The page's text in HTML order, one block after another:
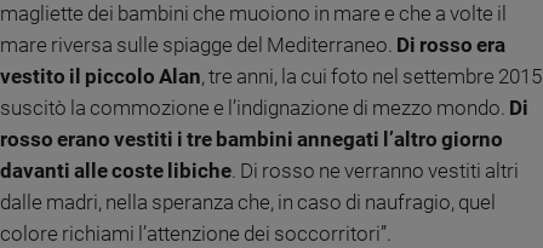
Sanremo
2026
Cinema,
Tv
e
streaming
Libri
Musica
magliette dei bambini che muoiono in mare e che a volte il
mare riversa sulle spiagge del Mediterraneo. Di rosso era
vestito il piccolo Alan, tre anni, la cui foto nel settembre 2015
suscitò la commozione e l’indignazione di mezzo mondo. Di
rosso erano vestiti i tre bambini annegati l’altro giorno
davanti alle coste libiche. Di rosso ne verranno vestiti altri
dalle madri, nella speranza che, in caso di naufragio, quel
colore richiami l’attenzione dei soccorritori”.